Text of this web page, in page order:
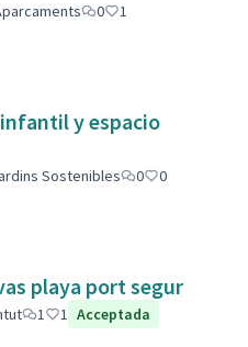
0
1
y espacio
Sostenibles 0
0
playa port segur
1 1 Acceptada